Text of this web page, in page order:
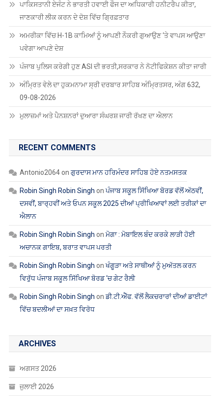
ਪਾਕਿਸਤਾਨੀ ਏਜੰਟ ਨੇ ਭਾਰਤੀ ਹਵਾਈ ਫੌਜ ਦਾ ਅਧਿਕਾਰੀ ਹਨੀਟਰੈਪ ਕੀਤਾ,
ਜਾਣਕਾਰੀ ਲੀਕ ਕਰਨ ਦੇ ਦੋਸ਼ ਵਿੱਚ ਗ੍ਰਿਫ਼ਤਾਰ
ਅਮਰੀਕਾ ਵਿੱਚ H-1B ਕਾਮਿਆਂ ਨੂੰ ਆਪਣੀ ਨੌਕਰੀ ਗੁਆਉਣ ‘ਤੇ ਵਾਪਸ ਆਉਣਾ
ਪਵੇਗਾ ਆਪਣੇ ਦੇਸ਼
ਪੰਜਾਬ ਪੁਲਿਸ ਕਰੇਗੀ ਹੁਣ ASI ਦੀ ਭਰਤੀ,ਸਰਕਾਰ ਨੇ ਨੋਟੀਫਿਕੇਸ਼ਨ ਕੀਤਾ ਜਾਰੀ
ਅੰਮ੍ਰਿਤ ਵੇਲੇ ਦਾ ਹੁਕਮਨਾਮਾ ਸ੍ਰੀ ਦਰਬਾਰ ਸਾਹਿਬ ਅੰਮ੍ਰਿਤਸਰ, ਅੰਗ 632,
09-08-2026
ਮੁਲਾਜ਼ਮਾਂ ਅਤੇ ਪੈਨਸ਼ਨਰਾਂ ਦੁਆਰਾ ਸੰਘਰਸ਼ ਜਾਰੀ ਰੱਖਣ ਦਾ ਐਲਾਨ
RECENT COMMENTS
Antonio2064on ਗੁਰਦਾਸ ਮਾਨ ਹਰਿਮੰਦਰ ਸਾਹਿਬ ਹੋਏ ਨਤਮਸਤਕ
Robin Singh Robin Singh onਪੰਜਾਬ ਸਕੂਲ ਸਿੱਖਿਆ ਬੋਰਡ ਵੱਲੋਂ ਅੱਠਵੀਂ,
ਦਸਵੀਂ, ਬਾਰ੍ਹਵੀਂ ਅਤੇ ਓਪਨ ਸਕੂਲ 2025 ਦੀਆਂ ਪ੍ਰੀਖਿਆਵਾਂ ਲਈ ਤਰੀਕਾਂ ਦਾ
ਐਲਾਨ
Robin Singh Robin Singh on ਮੋਗਾ : ਮੋਬਾਇਲ ਬੰਦ ਕਰਕੇ ਲਾੜੀ ਹੋਈ
ਅਚਾਨਕ ਗਾਇਬ, ਬਰਾਤ ਵਾਪਸ ਪਰਤੀ
Robin Singh Robin Singh onਖੰਗੂੜਾ ਅਤੇ ਸਾਥੀਆਂ ਨੂੰ ਮੁਅੱਤਲ ਕਰਨ
ਵਿਰੁੱਧ ਪੰਜਾਬ ਸਕੂਲ ਸਿੱਖਿਆ ਬੋਰਡ ‘ਚ ਗੇਟ ਰੈਲੀ
Robin Singh Robin Singh onਡੀ.ਟੀ.ਐੱਫ. ਵੱਲੋਂ ਲੈਕਚਰਾਰਾਂ ਦੀਆਂ ਡਾਈਟਾਂ
ਵਿੱਚ ਬਦਲੀਆਂ ਦਾ ਸਖ਼ਤ ਵਿਰੋਧ
ARCHIVES
ਅਗਸਤ 2026
ਜੁਲਾਈ 2026